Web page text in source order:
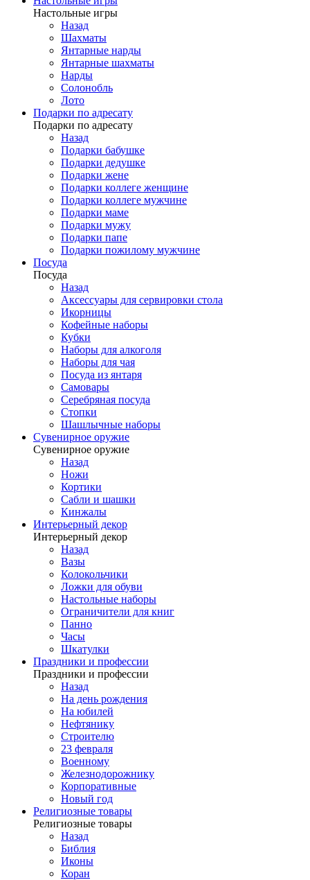
Настольные игры
Назад
Шахматы
Янтарные нарды
Янтарные шахматы
Нарды
Солонобль
Лото
Подарки по адресату
Подарки по адресату
Назад
Подарки бабушке
Подарки дедушке
Подарки жене
Подарки коллеге женщине
Подарки коллеге мужчине
Подарки маме
Подарки мужу
Подарки папе
Подарки пожилому мужчине
Посуда
Посуда
Назад
Аксессуары для сервировки стола
Икорницы
Кофейные наборы
Кубки
Наборы для алкоголя
Наборы для чая
Посуда из янтаря
Самовары
Серебряная посуда
Стопки
Шашлычные наборы
Сувенирное оружие
Сувенирное оружие
Назад
Ножи
Кортики
Сабли и шашки
Кинжалы
Интерьерный декор
Интерьерный декор
Назад
Вазы
Колокольчики
Ложки для обуви
Настольные наборы
Ограничители для книг
Панно
Часы
Шкатулки
Праздники и профессии
Праздники и профессии
Назад
На день рождения
На юбилей
Нефтянику
Строителю
23 февраля
Военному
Железнодорожнику
Корпоративные
Новый год
Религиозные товары
Религиозные товары
Назад
Библия
Иконы
Коран